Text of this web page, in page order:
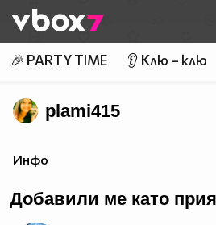
👾
🎉 PARTY TIME 👂 Клю – клю
plami415
Инфо
Добавили ме като